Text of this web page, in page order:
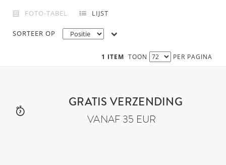
FOTO-TABEL LIJST
SORTEER OP
1 ITEM TOON PER PAGINA
GRATIS VERZENDING
VANAF 35 EUR